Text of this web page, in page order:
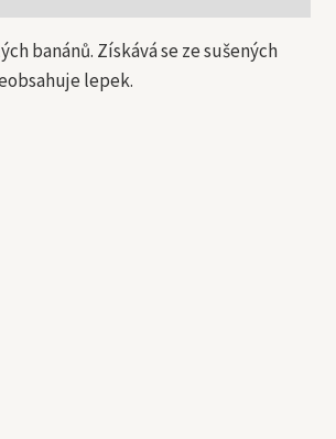
banánů. Získává se ze sušených
lepek.